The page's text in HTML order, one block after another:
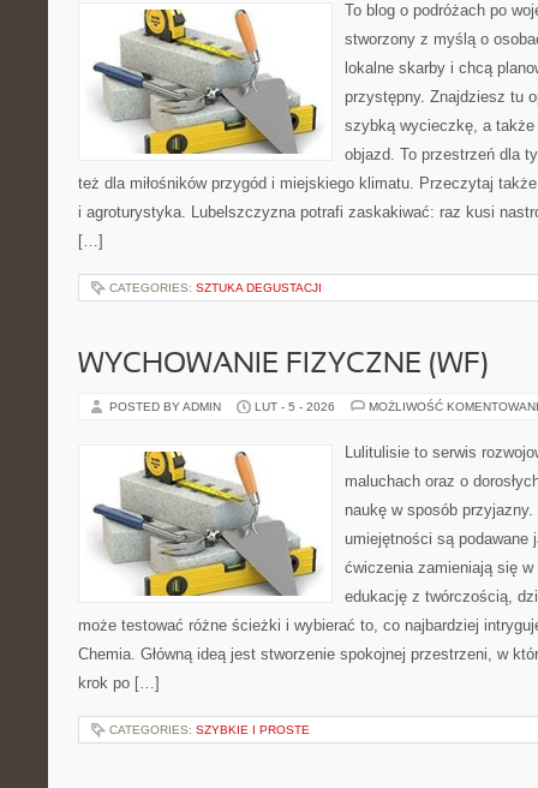
To blog o podróżach po
stworzony z myślą o
lokalne skarby i chcą
przystępny. Znajdziesz tu
szybką wycieczkę, a także
objazd. To przestrzeń dla
też dla miłośników przygód i miejskiego klimatu. Przeczytaj
i agroturystyka. Lubelszczyzna potrafi zaskakiwać: raz kusi
[…]
CATEGORIES: SZTUKA DEGUSTACJI
WYCHOWANIE FIZYCZNE (WF)
POSTED BY ADMIN LUT - 5 - 2026 MOŻLIWOŚĆ
Lulitulisie to serwis
maluchach oraz o
naukę w sposób
umiejętności są podawane
ćwiczenia zamieniają się w
edukację z twórczością,
może testować różne ścieżki i wybierać to, co najbardziej
Chemia. Główną ideą jest stworzenie spokojnej przestrzeni, w
krok po […]
CATEGORIES: SZYBKIE I PROSTE